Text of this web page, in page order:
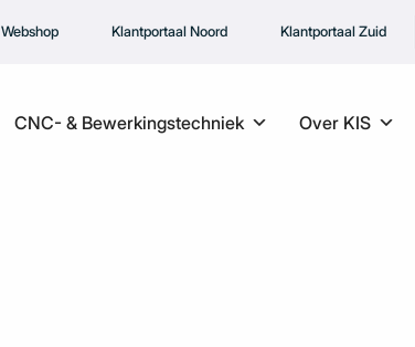
Webshop Klantportaal Noord Klantportaal Zuid
CNC- & Bewerkingstechniek Over KIS